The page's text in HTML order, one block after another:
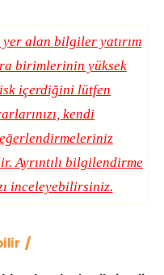
alan bilgiler yatırım
birimlerinin yüksek
içerdiğini lütfen
kendi
Ayrıntılı bilgilendirme
inceleyebilirsiniz.